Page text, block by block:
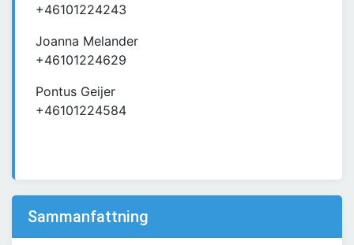
+46101224243
Joanna Melander
+46101224629
Pontus Geijer
+46101224584
Sammanfattning